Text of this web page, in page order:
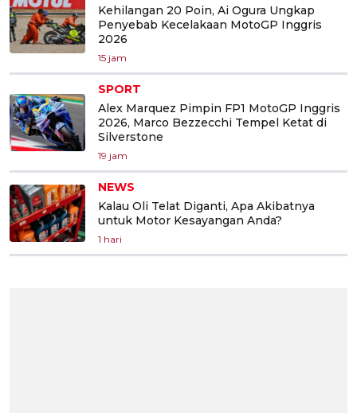
Kehilangan 20 Poin, Ai Ogura Ungkap
Penyebab Kecelakaan MotoGP Inggris
2026
15 jam
SPORT
Alex Marquez Pimpin FP1 MotoGP Inggris
2026, Marco Bezzecchi Tempel Ketat di
Silverstone
19 jam
NEWS
Kalau Oli Telat Diganti, Apa Akibatnya
untuk Motor Kesayangan Anda?
1 hari